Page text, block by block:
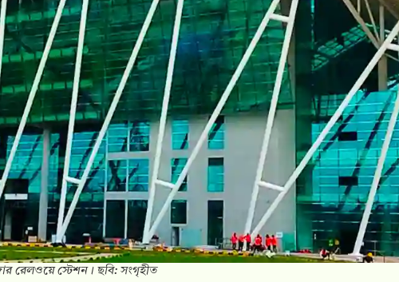
রেলওয়ে স্টেশন। ছবি: সংগৃহীত